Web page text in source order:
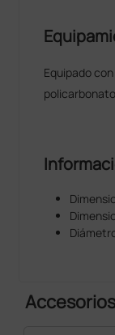
Equipado
Accesorios